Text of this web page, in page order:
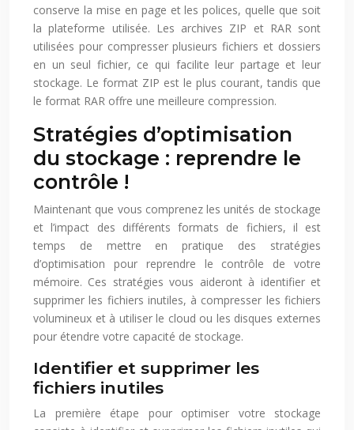
conserve la mise en page et les polices, quelle que soit
la plateforme utilisée. Les archives ZIP et RAR sont
utilisées pour compresser plusieurs fichiers et dossiers
en un seul fichier, ce qui facilite leur partage et leur
stockage. Le format ZIP est le plus courant, tandis que
le format RAR offre une meilleure compression.
Stratégies d’optimisation
du stockage : reprendre le
contrôle !
Maintenant que vous comprenez les unités de stockage
et l’impact des différents formats de fichiers, il est
temps de mettre en pratique des stratégies
d’optimisation pour reprendre le contrôle de votre
mémoire. Ces stratégies vous aideront à identifier et
supprimer les fichiers inutiles, à compresser les fichiers
volumineux et à utiliser le cloud ou les disques externes
pour étendre votre capacité de stockage.
Identifier et supprimer les
fichiers inutiles
La première étape pour optimiser votre stockage